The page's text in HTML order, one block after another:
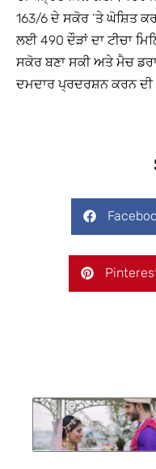
163/6 ਦੇ ਸਕੋਰ ‘ਤੇ ਘੋਸ਼ਿਤ
ਲਈ 490 ਦੌੜਾਂ ਦਾ ਟੀਚਾ
ਸਕੋਰ ਬਣਾ ਸਕੀ ਅਤੇ ਮੈਚ
ਦਮਦਾਰ ਪ੍ਰਦਰਸ਼ਨ ਕਰਨ ਦੀ